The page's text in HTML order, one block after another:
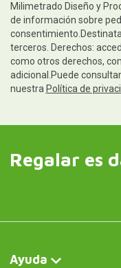
Milimetrado Diseño y
de información sobre
terceros. Derechos:
como otros derechos,
adicional.Puede
nuestra Política de
Regalar es
Ayuda